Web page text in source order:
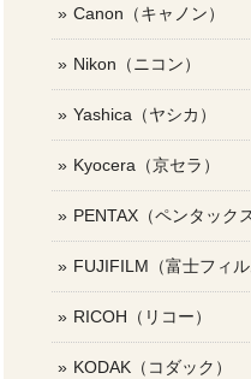
Canon（キャノン）
Nikon（ニコン）
Yashica（ヤシカ）
Kyocera（京セラ）
PENTAX（ペンタックス
FUJIFILM（富士フィル
RICOH（リコー）
KODAK（コダック）